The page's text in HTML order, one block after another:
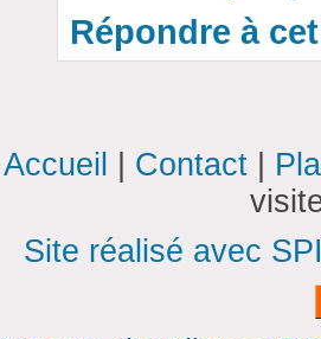
Répondre à
Accueil Contact
Site réalisé avec